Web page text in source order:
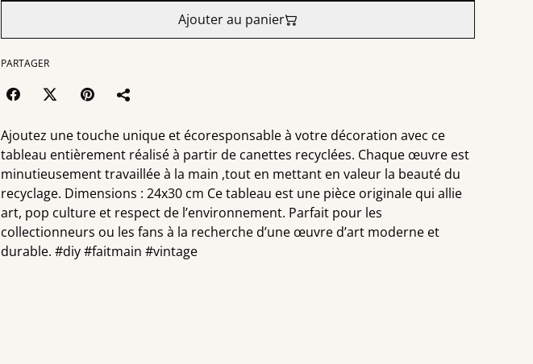
Ajouter au panier
PARTAGER
Ajoutez une touche unique et écoresponsable à votre décoration avec ce
tableau entièrement réalisé à partir de canettes recyclées. Chaque œuvre est
minutieusement travaillée à la main ,tout en mettant en valeur la beauté du
recyclage. Dimensions : 24x30 cm Ce tableau est une pièce originale qui allie
art, pop culture et respect de l’environnement. Parfait pour les
collectionneurs ou les fans à la recherche d’une œuvre d’art moderne et
durable. #diy #faitmain #vintage